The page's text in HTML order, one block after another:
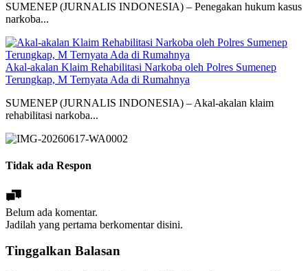
SUMENEP (JURNALIS INDONESIA) – Penegakan hukum kasus
narkoba...
Akal-akalan Klaim Rehabilitasi Narkoba oleh Polres Sumenep
Terungkap, M Ternyata Ada di Rumahnya
SUMENEP (JURNALIS INDONESIA) – Akal-akalan klaim
rehabilitasi narkoba...
Tidak ada Respon
Belum ada komentar.
Jadilah yang pertama berkomentar disini.
Tinggalkan Balasan